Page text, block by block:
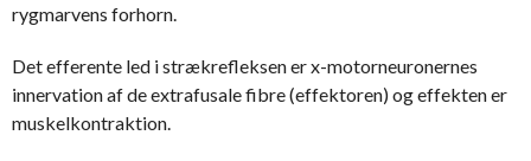
rygmarvens forhorn.
Det efferente led i strækrefleksen er x-motorneuronernes
innervation af de extrafusale fibre (effektoren) og effekten er
muskelkontraktion.